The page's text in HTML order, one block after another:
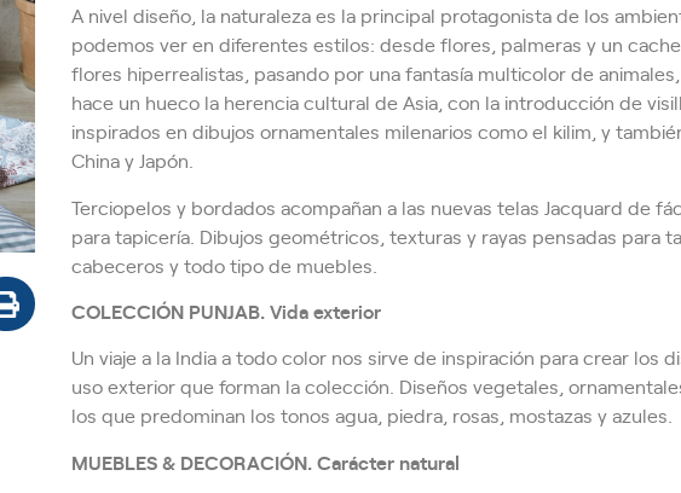
A nivel diseño, la naturaleza es la principal protagonista de los
podemos ver en diferentes estilos: desde flores, palmeras y un
flores hiperrealistas, pasando por una fantasía multicolor de
hace un hueco la herencia cultural de Asia, con la introducción de
inspirados en dibujos ornamentales milenarios como el kilim, y
China y Japón.
Terciopelos y bordados acompañan a las nuevas telas Jacquard de
para tapicería. Dibujos geométricos, texturas y rayas pensadas para
cabeceros y todo tipo de muebles.
COLECCIÓN PUNJAB. Vida exterior
Un viaje a la India a todo color nos sirve de inspiración para crear los
uso exterior que forman la colección. Diseños vegetales,
los que predominan los tonos agua, piedra, rosas, mostazas y azules.
MUEBLES & DECORACIÓN. Carácter natural